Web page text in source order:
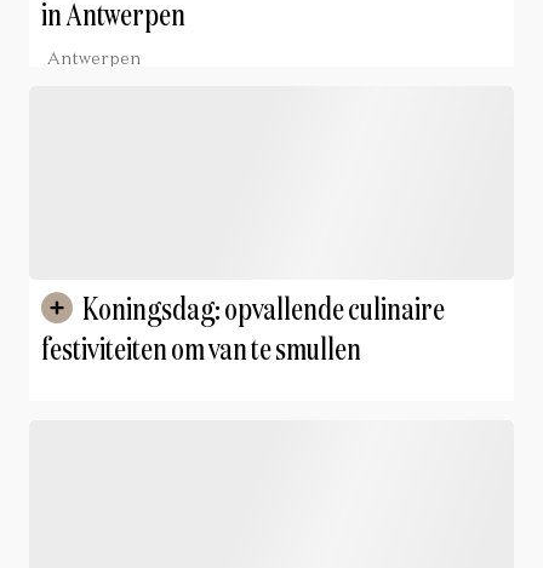
in Antwerpen
Antwerpen
festiviteiten om van te smullen